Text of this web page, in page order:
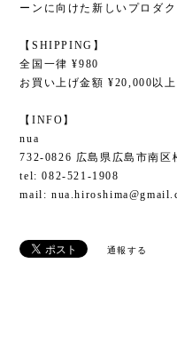
ーンに向けた新しいプロダ
【SHIPPING】
全国一律 ¥980
お買い上げ金額 ¥20,000以
【INFO】
nua
732-0826 広島県広島市南区
tel: 082-521-1908
mail:
通報する